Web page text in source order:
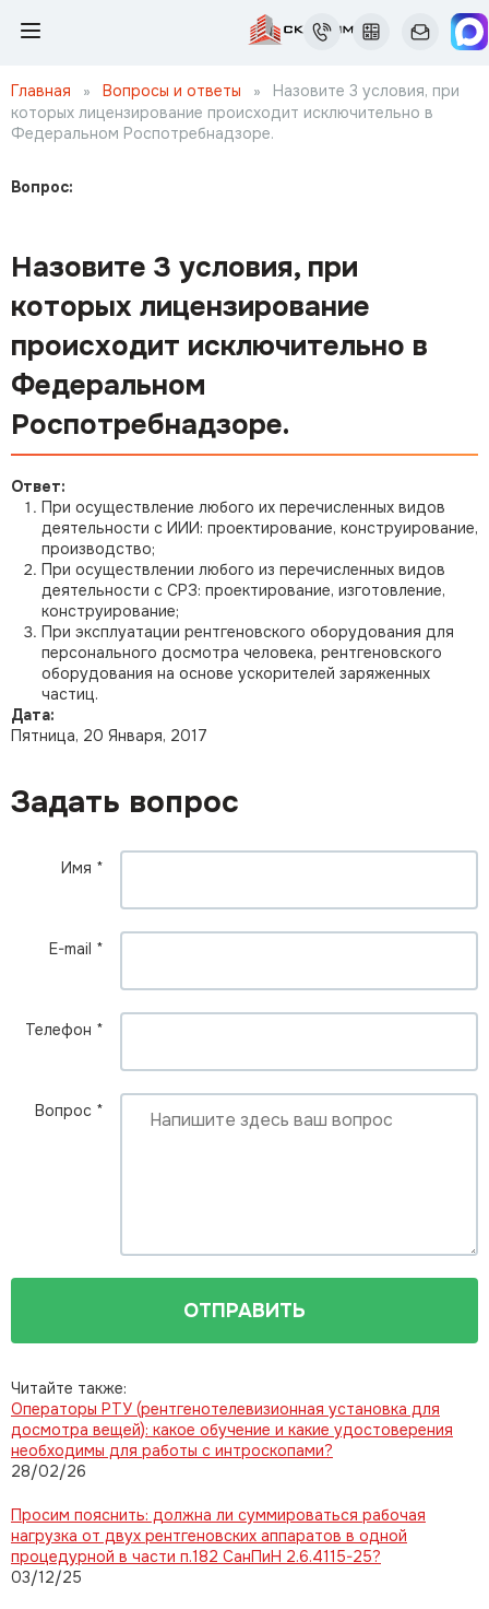
Главная » Вопросы и ответы »
Назовите 3 условия, при
которых лицензирование происходит исключительно в
Федеральном Роспотребнадзоре.
Вопрос:
Назовите 3 условия, при
которых лицензирование
происходит исключительно в
Федеральном
Роспотребнадзоре.
Ответ:
При осуществление любого их перечисленных видов
деятельности с ИИИ: проектирование, конструирование,
производство;
При осуществлении любого из перечисленных видов
деятельности с СРЗ: проектирование, изготовление,
конструирование;
При эксплуатации рентгеновского оборудования для
персонального досмотра человека, рентгеновского
оборудования на основе ускорителей заряженных
частиц.
Дата:
Пятница, 20 Января, 2017
Задать вопрос
Имя *
E-mail *
Телефон *
Вопрос *
ОТПРАВИТЬ
Читайте также:
Операторы РТУ (рентгенотелевизионная установка для
досмотра вещей): какое обучение и какие удостоверения
необходимы для работы с интроскопами?
28/02/26
Просим пояснить: должна ли суммироваться рабочая
нагрузка от двух рентгеновских аппаратов в одной
процедурной в части п.182 СанПиН 2.6.4115-25?
03/12/25